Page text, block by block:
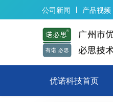
公司新闻 产品视频
优诺科技首页